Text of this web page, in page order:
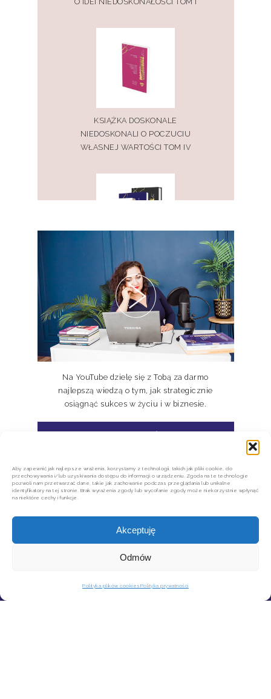
Aby zapewnić jak najlepsze wrażenia, korzystamy z technologii, takich jak pliki cookie, do
przechowywania i/lub uzyskiwania dostępu do informacji o urządzeniu. Zgoda na te technologie
pozwoli nam przetwarzać dane, takie jak zachowanie podczas przeglądania lub unikalne
identyfikatory na tej stronie. Brak wyrażenia zgody lub wycofanie zgody może niekorzystnie wpłynąć
na niektóre cechy i funkcje.
Akceptuję
Odmów
Polityka plików cookies Polityka prywatności
KSIĄŻKA DOSKONALE
NIEDOSKONALI O POCZUCIU
WŁASNEJ WARTOŚCI TOM IV
PAKIET KSIĄŻEK DOSKONALE
NIEDOSKONALI TOM I, II, III
Na YouTube dzielę się z Tobą za darmo
najlepszą wiedzą o tym, jak strategicznie
osiągnąć sukces w życiu i w biznesie.
SZYBKIE ZWROTY INPOST